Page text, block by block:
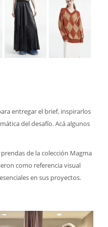
entregar el brief, inspirarlos
del desafío. Acá algunos
de la colección Magma
como referencia visual
en sus proyectos.